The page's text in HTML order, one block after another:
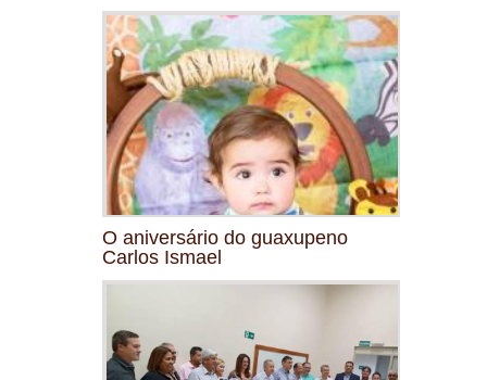
O aniversário do guaxupeno
Carlos Ismael